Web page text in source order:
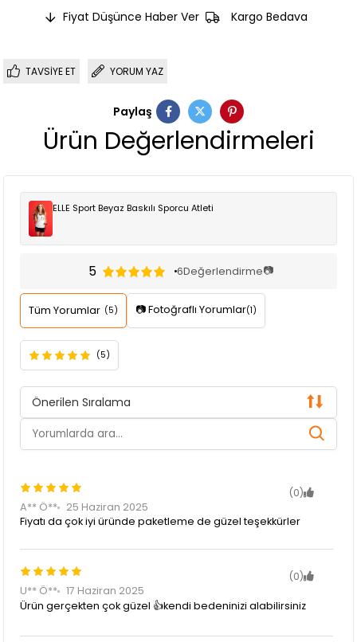
Fiyat Düşünce Haber Ver
Kargo Bedava
TAVSIYE ET YORUM YAZ
Paylaş
Ürün Değerlendirmeleri
ELLE Sport Beyaz Baskılı Sporcu Atleti
5 6Değerlendirme📷
Tüm Yorumlar (5) 📷 Fotoğraflı Yorumlar(1)
(5)
Önerilen Sıralama
(0)
A** Ö**
25 Haziran 2025
Fiyatı da çok iyi üründe paketleme de güzel teşekkürler
(0)
U** Ö**
17 Haziran 2025
Ürün gerçekten çok güzel 👍kendi bedeninizi alabilirsiniz